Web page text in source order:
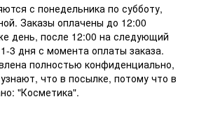
с понедельника по субботу,
Заказы оплачены до 12:00
день, после 12:00 на следующий
3 дня с момента оплаты заказа.
полностью конфиденциально,
что в посылке, потому что в
"Косметика".